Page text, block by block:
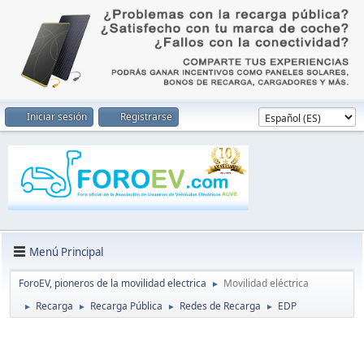
Iniciar sesión Registrarse
Menú Principal
ForoEV, pioneros de la movilidad electrica ► Movilidad eléctrica
► Recarga ► Recarga Pública ► Redes de Recarga ► EDP